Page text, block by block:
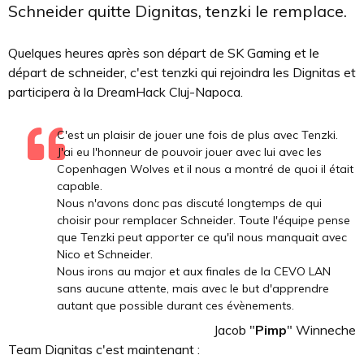
Schneider quitte Dignitas, tenzki le remplace.
Quelques heures après son départ de SK Gaming et le
départ de schneider, c'est tenzki qui rejoindra les Dignitas et
participera à la DreamHack Cluj-Napoca.
C'est un plaisir de jouer une fois de plus avec Tenzki.
J'ai eu l'honneur de pouvoir jouer avec lui avec les
Copenhagen Wolves et il nous a montré de quoi il était
capable.
Nous n'avons donc pas discuté longtemps de qui
choisir pour remplacer Schneider. Toute l'équipe pense
que Tenzki peut apporter ce qu'il nous manquait avec
Nico et Schneider.
Nous irons au major et aux finales de la CEVO LAN
sans aucune attente, mais avec le but d'apprendre
autant que possible durant ces évènements.
Jacob "Pimp" Winneche
Team Dignitas c'est maintenant :